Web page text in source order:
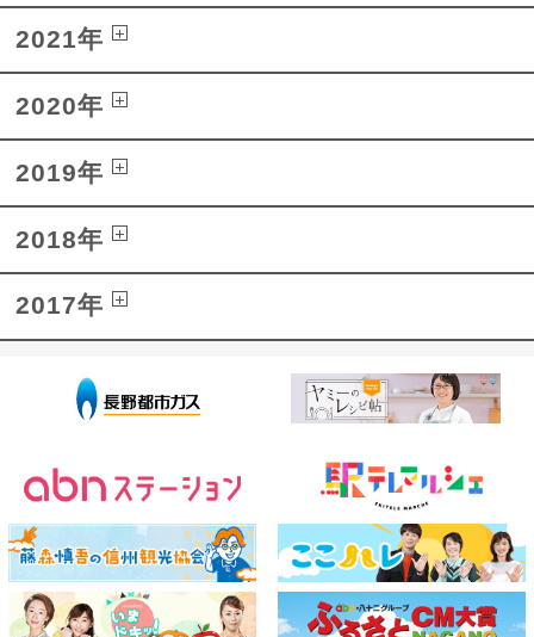
2021年
2020年
2019年
2018年
2017年